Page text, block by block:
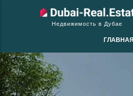
Недвижимость в Дубае
ГЛАВНАЯ